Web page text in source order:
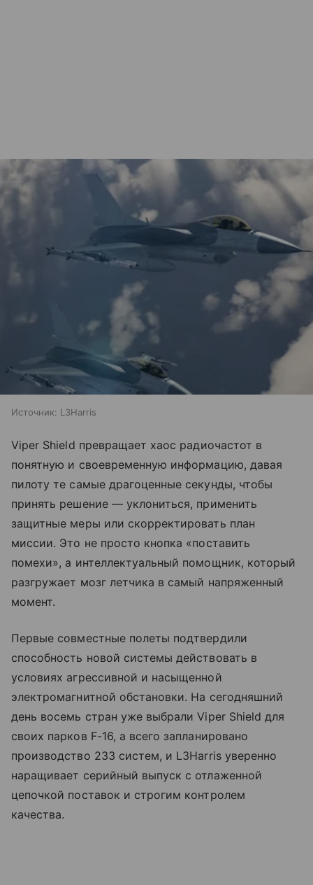
Источник: L3Harris
Viper Shield превращает хаос радиочастот в
понятную и своевременную информацию, давая
пилоту те самые драгоценные секунды, чтобы
принять решение — уклониться, применить
защитные меры или скорректировать план
миссии. Это не просто кнопка «поставить
помехи», а интеллектуальный помощник, который
разгружает мозг летчика в самый напряженный
момент.
Первые совместные полеты подтвердили
способность новой системы действовать в
условиях агрессивной и насыщенной
электромагнитной обстановки. На сегодняшний
день восемь стран уже выбрали Viper Shield для
своих парков F-16, а всего запланировано
производство 233 систем, и L3Harris уверенно
наращивает серийный выпуск с отлаженной
цепочкой поставок и строгим контролем
качества.